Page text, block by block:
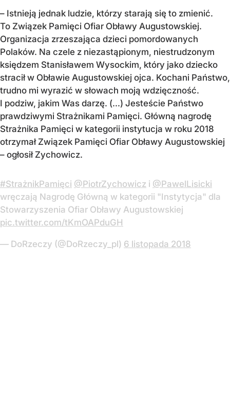
– Istnieją jednak ludzie, którzy starają się to zmienić.
To Związek Pamięci Ofiar Obławy Augustowskiej.
Organizacja zrzeszająca dzieci pomordowanych
Polaków. Na czele z niezastąpionym, niestrudzonym
księdzem Stanisławem Wysockim, który jako dziecko
stracił w Obławie Augustowskiej ojca. Kochani Państwo,
trudno mi wyrazić w słowach moją wdzięczność.
I podziw, jakim Was darzę. (...) Jesteście Państwo
prawdziwymi Strażnikami Pamięci. Główną nagrodę
Strażnika Pamięci w kategorii instytucja w roku 2018
otrzymał Związek Pamięci Ofiar Obławy Augustowskiej
– ogłosił Zychowicz.
#StrażnikPamięci @PiotrZychowicz i @PawelLisicki
wręczają Nagrodę Główną w kategorii "Instytycja" dla
Stowarzyszenia Ofiar Obławy Augustowskiej
pic.twitter.com/tKmOAPduGH
— DoRzeczy (@DoRzeczy_pl) 6 listopada 2018